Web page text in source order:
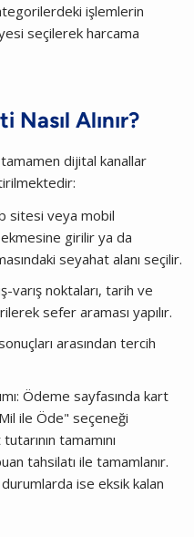
işlemlerin
seçilerek harcama
Alınır?
dijital kanallar
sitesi veya mobil
girilir ya da
seyahat alanı seçilir.
varış noktaları, tarih ve
sefer araması yapılır.
arasından tercih
Ödeme sayfasında kart
ile Öde" seçeneği
tamamını
tahsilatı ile tamamlanır.
ise eksik kalan